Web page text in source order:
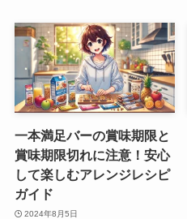
一本満足バーの賞味期限と
賞味期限切れに注意！安心
して楽しむアレンジレシピ
ガイド
2024年8月5日